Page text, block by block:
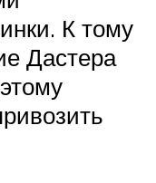
К тому
Дастера